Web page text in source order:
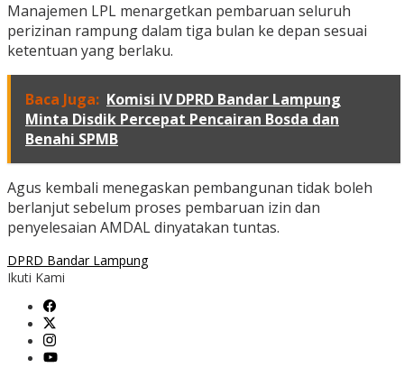
Manajemen LPL menargetkan pembaruan seluruh
perizinan rampung dalam tiga bulan ke depan sesuai
ketentuan yang berlaku.
Baca Juga: Komisi IV DPRD Bandar Lampung
Minta Disdik Percepat Pencairan Bosda dan
Benahi SPMB
Agus kembali menegaskan pembangunan tidak boleh
berlanjut sebelum proses pembaruan izin dan
penyelesaian AMDAL dinyatakan tuntas.
DPRD Bandar Lampung
Ikuti Kami